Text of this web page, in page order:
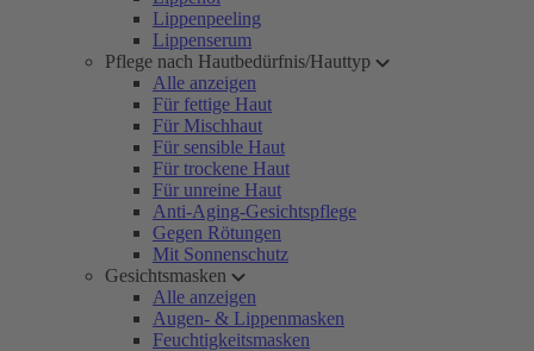
Lippenpeeling
Lippenserum
Pflege nach Hautbedürfnis/Hauttyp
Alle anzeigen
Für fettige Haut
Für Mischhaut
Für sensible Haut
Für trockene Haut
Für unreine Haut
Anti-Aging-Gesichtspflege
Gegen Rötungen
Mit Sonnenschutz
Gesichtsmasken
Alle anzeigen
Augen- & Lippenmasken
Feuchtigkeitsmasken